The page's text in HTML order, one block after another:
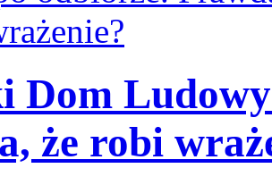
Dom
że robi